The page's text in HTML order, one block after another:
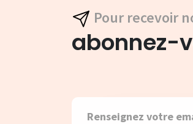
Pour recevoir
abonnez-